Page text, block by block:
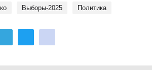
Выборы-2025 политика